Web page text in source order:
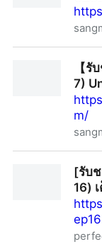
เรื่อง ดูออนไลน์
【
7)
m/
เรื่อง ดูสดออนไ
[รับ
16)